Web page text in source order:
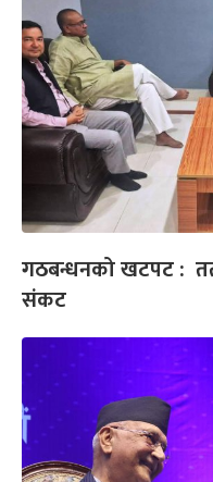
गठबन्धनको खटपट :
संकट